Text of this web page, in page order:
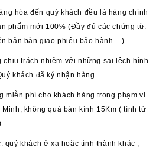
hóa đến quý khách đều là hàng chính
phẩm mới 100% (Đầy đủ các chứng từ:
bản bàn giao phiếu bảo hành ...).
chịu trách nhiệm với những sai lệch hình
khách đã ký nhận hàng.
miễn phí cho khách hàng trong phạm vi
không quá bán kính 15Km ( tính từ
khách ở xa hoặc tình thành khác ,